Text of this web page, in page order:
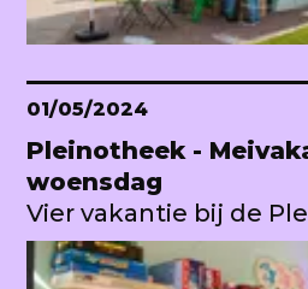
01/05/2024
Pleinotheek -
woensdag
Vier vakantie bij de